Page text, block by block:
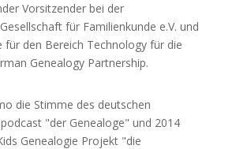
Vorsitzender bei der
für Familienkunde e.V. und
für den Bereich Technology für die
Genealogy Partnership.
die Stimme des deutschen
"der Genealoge" und 2014
Genealogie Projekt "die